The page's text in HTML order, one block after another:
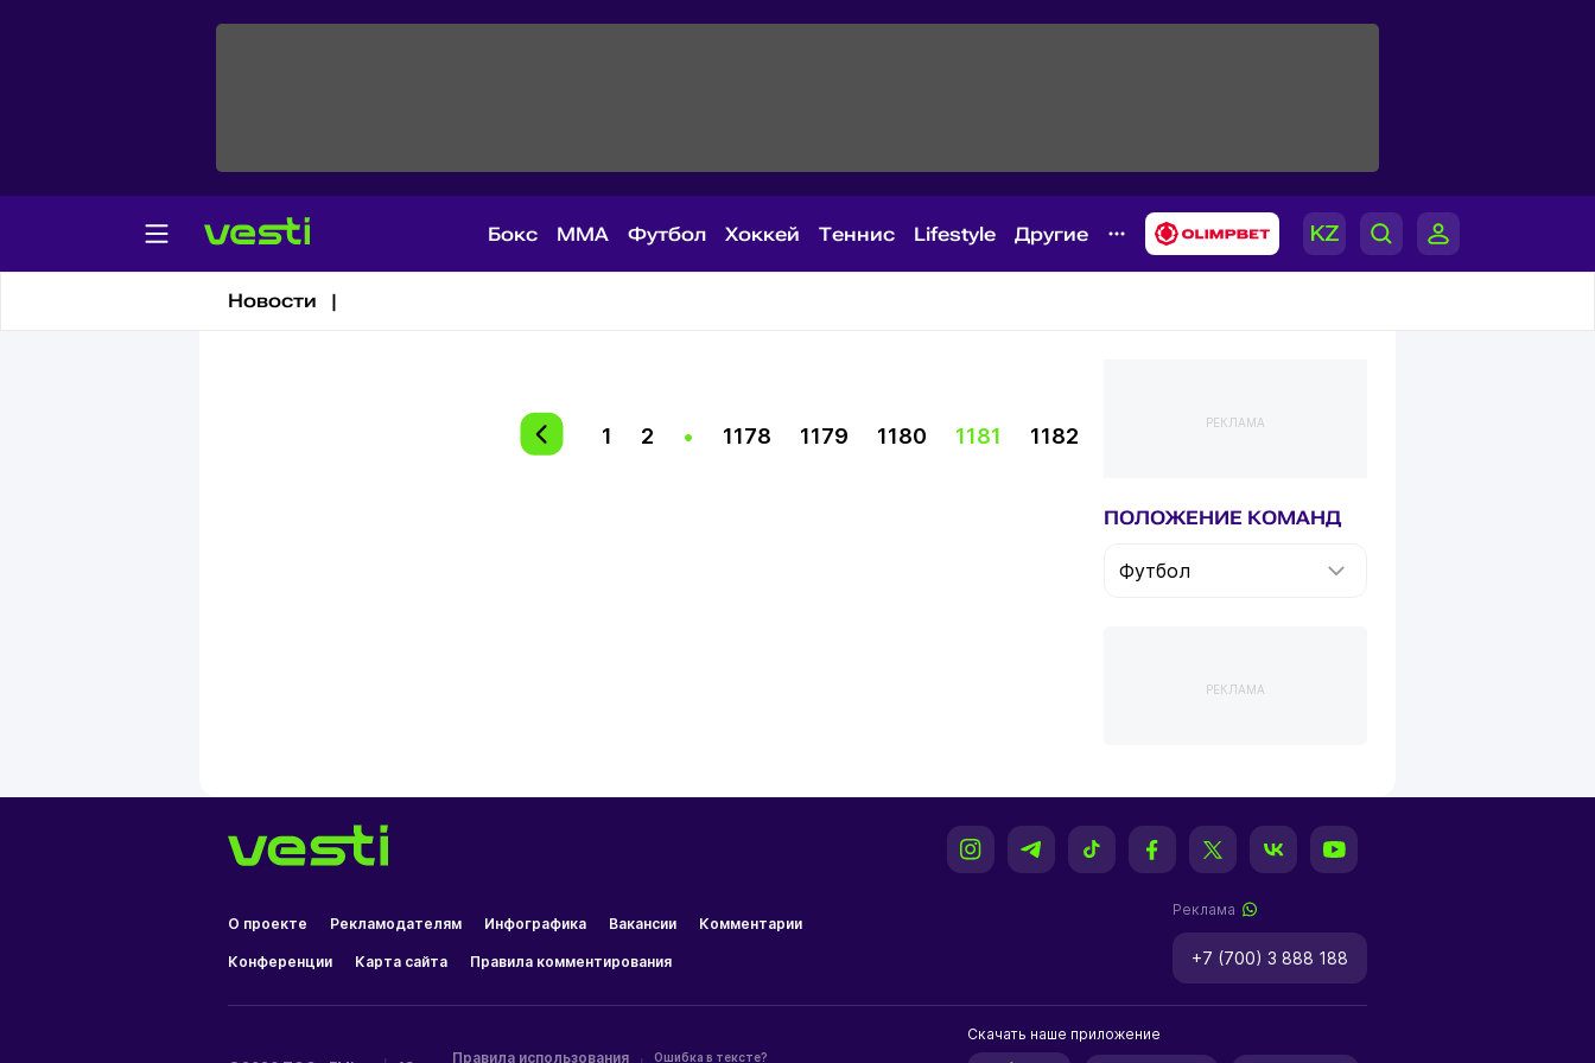
Бокс MMA Футбол Хоккей Теннис Lifestyle Другие
Новости |
1 2 • 1178 1179 1180 1181 1182
РЕКЛАМА
ПОЛОЖЕНИЕ КОМАНД
Футбол
РЕКЛАМА
О проекте Рекламодателям Инфографика Вакансии Комментарии
Конференции Карта сайта Правила комментирования
Реклама
+7 (700) 3 888 188
Правила использования Ошибка в тексте?
Скачать наше приложение